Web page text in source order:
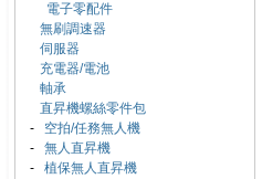
電子零配件
無刷調速器
伺服器
充電器/電池
軸承
直昇機螺絲零件包
- 空拍/任務無人機
- 無人直昇機
- 植保無人直昇機